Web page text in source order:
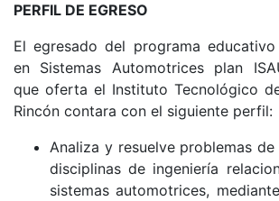
PERFIL DE EGRESO
El egresado del programa
en Sistemas Automotrices plan
que oferta el Instituto Tecnológico
Rincón contara con el siguiente perfil:
Analiza y resuelve problemas
disciplinas de ingeniería
sistemas automotrices,